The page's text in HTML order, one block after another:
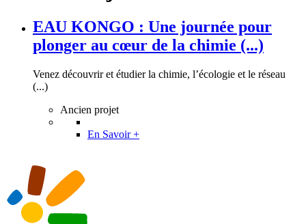
EAU KONGO : Une journée pour
plonger au cœur de la chimie (...)
Venez découvrir et étudier la chimie, l’écologie et le réseau
(...)
Ancien projet
En Savoir +